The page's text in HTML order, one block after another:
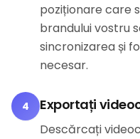
poziționare care
brandului vostru
sincronizarea și
necesar.
4 Exportați
Descărcați